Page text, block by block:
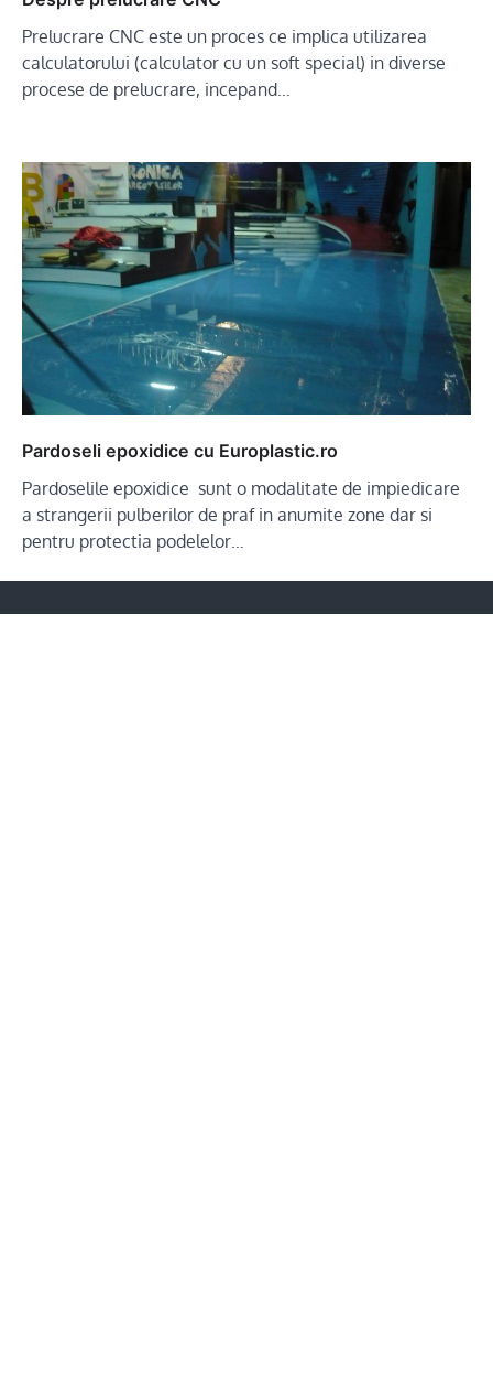
Prelucrare CNC este un proces ce implica utilizarea
calculatorului (calculator cu un soft special) in diverse
procese de prelucrare, incepand…
Pardoseli epoxidice cu Europlastic.ro
Pardoselile epoxidice sunt o modalitate de impiedicare
a strangerii pulberilor de praf in anumite zone dar si
pentru protectia podelelor…